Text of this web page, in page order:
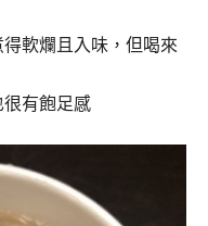
軟爛且入味，但喝來
有飽足感